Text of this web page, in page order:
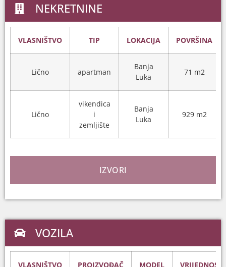
NEKRETNINE
VLASNIŠTVO TIP LOKACIJA POVRŠINA
Lično apartman
Banja
Luka
71 m2
Lično
vikendica
i
zemljište
Banja
Luka
929 m2
IZVORI
VOZILA
VLASNIŠTVO PROIZVOĐAČ MODEL VRIJEDNOST